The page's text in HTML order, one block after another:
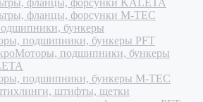
фланцы, форсунки M-TEC
бункеры
подшипники, бункеры PFT
подшипники, бункеры
подшипники, бункеры M-TEC
штифты, щетки